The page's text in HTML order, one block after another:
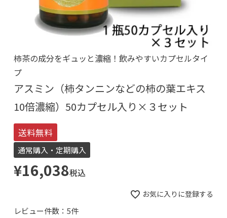
柿茶の成分をギュッと濃縮！飲みやすいカプセルタイ
プ
アスミン（柿タンニンなどの柿の葉エキス
10倍濃縮）50カプセル入り×３セット
送料無料
通常購入・定期購入
¥16,038税込
お気に入りに登録する
レビュー件数：5件